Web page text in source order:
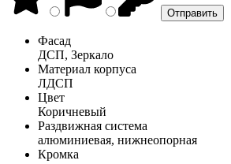
Фасад
ДСП, Зеркало
Материал корпуса
ЛДСП
Цвет
Коричневый
Раздвижная система
алюминиевая, нижнеопорная
Кромка